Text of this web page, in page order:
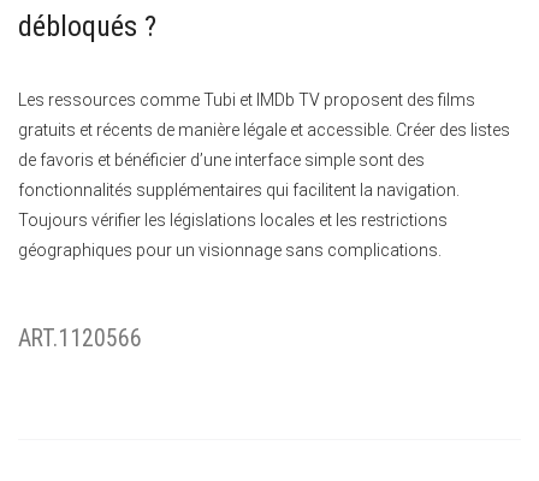
débloqués ?
Les ressources comme Tubi et IMDb TV proposent des films
gratuits et récents de manière légale et accessible. Créer des listes
de favoris et bénéficier d’une interface simple sont des
fonctionnalités supplémentaires qui facilitent la navigation.
Toujours vérifier les législations locales et les restrictions
géographiques pour un visionnage sans complications.
ART.1120566